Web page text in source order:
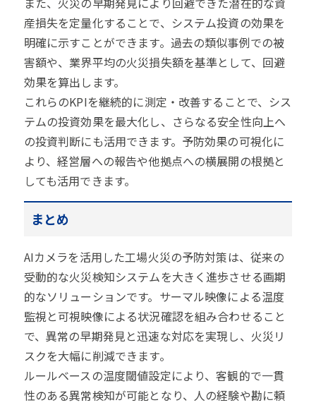
産損失を定量化することで、システム投資の効果を
明確に示すことができます。過去の類似事例での被
害額や、業界平均の火災損失額を基準として、回避
効果を算出します。
これらのKPIを継続的に測定・改善することで、シス
テムの投資効果を最大化し、さらなる安全性向上へ
の投資判断にも活用できます。予防効果の可視化に
より、経営層への報告や他拠点への横展開の根拠と
しても活用できます。
まとめ
AIカメラを活用した工場火災の予防対策は、従来の
受動的な火災検知システムを大きく進歩させる画期
的なソリューションです。サーマル映像による温度
監視と可視映像による状況確認を組み合わせること
で、異常の早期発見と迅速な対応を実現し、火災リ
スクを大幅に削減できます。
ルールベースの温度閾値設定により、客観的で一貫
性のある異常検知が可能となり、人の経験や勘に頼